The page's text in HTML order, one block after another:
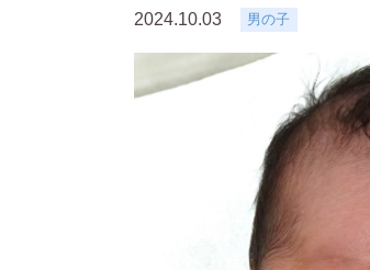
2024.10.03 男の子